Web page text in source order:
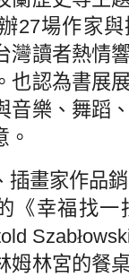
27場作家
灣讀者熱情
也認為書展
音樂、舞蹈
。
畫家作品
《幸福找一
Szabł
姆林宮的餐